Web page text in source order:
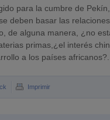
para la cumbre de
deben basar las
de alguna manera, ¿no
primas,¿el interés
a los países africanos?.
Imprimir